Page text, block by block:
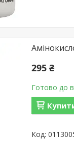
295 ₴
Готово до